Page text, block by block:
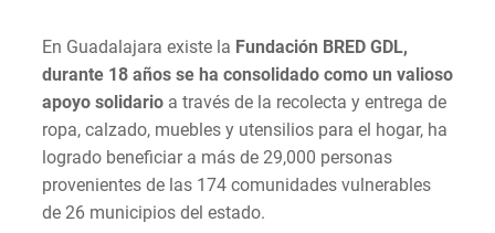
En Guadalajara existe la Fundación BRED GDL,
durante 18 años se ha consolidado como un valioso
apoyo solidario a través de la recolecta y entrega de
ropa, calzado, muebles y utensilios para el hogar, ha
logrado beneficiar a más de 29,000 personas
provenientes de las 174 comunidades vulnerables
de 26 municipios del estado.